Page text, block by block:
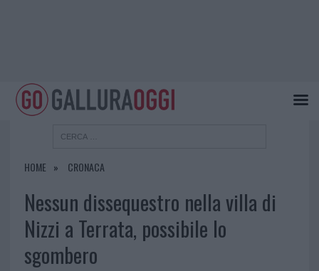
HOME CRONACA
Nessun dissequestro nella villa di
Nizzi a Terrata, possibile lo
sgombero